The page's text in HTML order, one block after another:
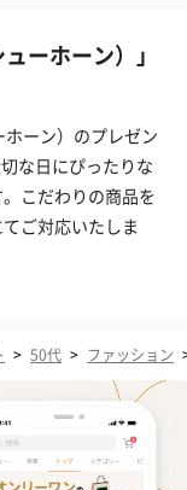
ーホーン）」
ーン）のプレゼン
な日にぴったりな
こだわりの商品を
ご対応いたしま
> 50代 > ファッション